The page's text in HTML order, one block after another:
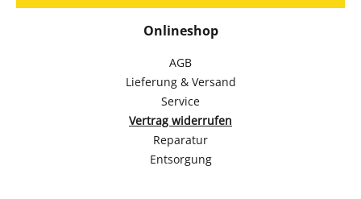
Onlineshop
AGB
Lieferung & Versand
Service
Vertrag widerrufen
Reparatur
Entsorgung